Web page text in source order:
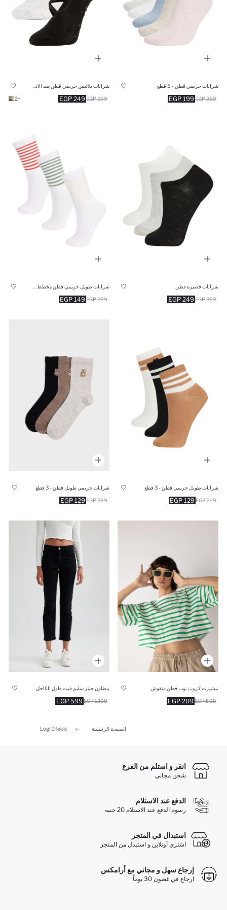
شرابات حريمي قطن - 5 قطع
199 EGP 399 EGP
249 EGP 299 EGP
+2
شرابات قصيرة قطن
249 EGP 399 EGP
149 EGP 299 EGP
شرابات طويل حريمي قطن - 3 قطع
129 EGP 249 EGP
شرابات حريمي طويل قطن - 3 قطع
129 EGP 399 EGP
تيشيرت كروب توب قطن منقوش
209 EGP 599 EGP
بنطلون جينز سليم فيت طول الكاحل
599 EGP 1299 EGP
الصفحة الرئيسية Logi Elfekki
انقر و استلم من الفرع
شحن مجاني
الدفع عند الاستلام
رسوم الدفع عند الاستلام 20 جنيه
استبدال في المتجر
اشتري أونلاين و استبدل من المتجر
إرجاع سهل و مجاني مع أرامكس
ارجاع في غضون 30 يوماً